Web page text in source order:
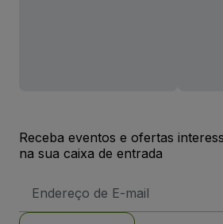
Receba eventos e ofertas
na sua caixa de entrada
de